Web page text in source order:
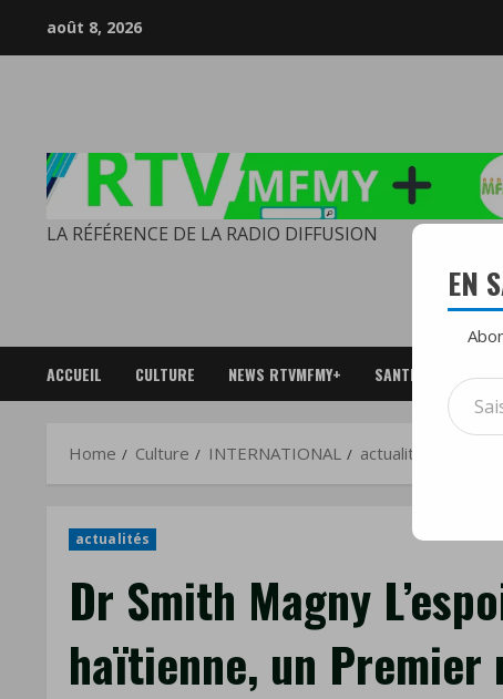
août 8, 2026
LA RÉFÉRENCE DE LA RADIO DIFFUSION
ACCUEIL CULTURE NEWS RTVMFMY+ SANTE SPORT
Home Culture INTERNATIONAL actualités
actualités
Dr Smith Magny
haïtienne, un
EN
votre